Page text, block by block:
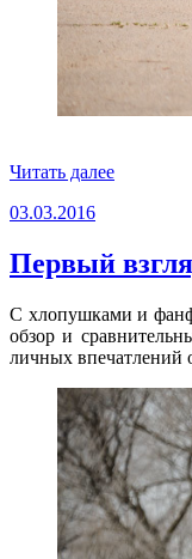
Читать далее«Возня
XRAY»
Опубликовано
03.03.2016
Первый
С хлопушками и
обзор и
личных впечатлений